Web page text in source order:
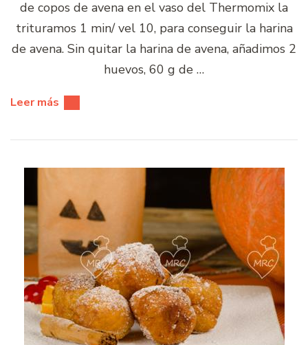
de copos de avena en el vaso del Thermomix la
trituramos 1 min/ vel 10, para conseguir la harina
de avena. Sin quitar la harina de avena, añadimos 2
huevos, 60 g de …
Leer más